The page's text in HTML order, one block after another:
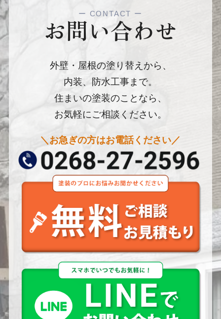
ー CONTACT ー
お問い合わせ
外壁・屋根の塗り替えから、
内装、防水工事まで。
住まいの塗装のことなら、
お気軽にご相談ください。
＼お急ぎの方はお電話ください／